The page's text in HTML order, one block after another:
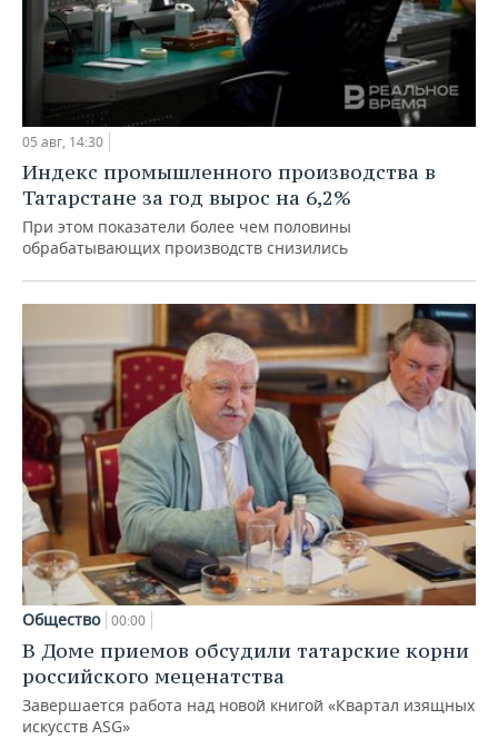
05 авг, 14:30
Индекс промышленного производства в
Татарстане за год вырос на 6,2%
При этом показатели более чем половины
обрабатывающих производств снизились
Общество 00:00
В Доме приемов обсудили татарские корни
российского меценатства
Завершается работа над новой книгой «Квартал изящных
искусств ASG»